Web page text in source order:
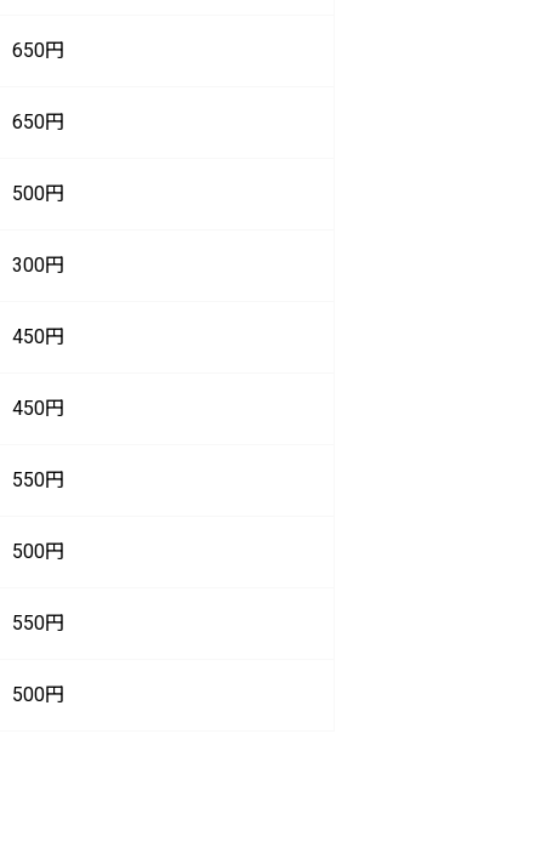
650円
650円
500円
300円
450円
450円
550円
500円
550円
500円